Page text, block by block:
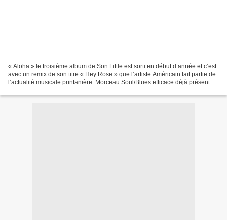
« Aloha » le troisième album de Son Little est sorti en début d’année et c’est
avec un remix de son titre « Hey Rose » que l’artiste Américain fait partie de
l’actualité musicale printanière. Morceau Soul/Blues efficace déjà présent